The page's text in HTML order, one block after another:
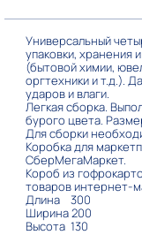
Универсальный
упаковки, хранения
(бытовой химии,
оргтехники и т.д.).
ударов и влаги.
Легкая сборка.
бурого цвета.
Для сборки
Коробка для
СберМегаМаркет.
Короб из
товаров интернет-
Длина 300
Ширина 200
Высота 130